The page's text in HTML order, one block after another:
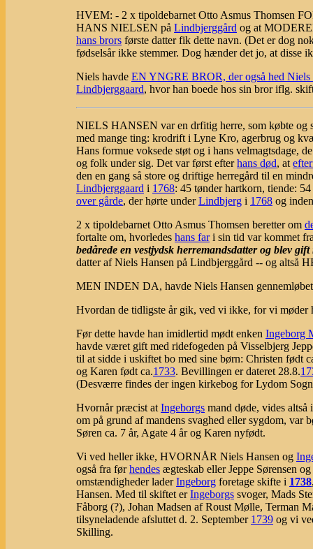
HVEM: - 2 x tipoldebarnet Otto Asmus Thomsen
HANS NIELSEN på Lindbjerggård og at
hans brors første datter fik dette navn. (Det er dog
fødselsår ikke stemmer. Dog hænder det jo, at disse
Niels havde EN YNGRE BROR, der også hed Niels
Lindbjerggaard, hvor han boede hos sin bror iflg.
NIELS HANSEN var en drfitig herre, som købte og
med mange ting: krodrift i Lyne Kro, agerbrug og
Hans formue voksede støt og i hans velmagtsdage,
og folk under sig. Det var først efterhans død, at
den en gang så store og driftige herregård til en
Lindbjerggaard i 1768: 45 tønder hartkorn, tiende:
over gårde, der hørte underLindbjerg i 1768 og
2 x tipoldebarnet Otto Asmus Thomsen beretter om
fortalte om, hvorledes hans fari sin tid var kommet
bedårede en vestjydsk herremandsdatter og blev
datter af Niels Hansen på Lindbjerggård -- og altså
MEN INDEN DA, havde Niels Hansen
Hvordan de tidligste år gik, ved vi ikke, for vi møder
Før dette havde han imidlertid mødt enken Ingeborg
havde været gift med ridefogeden på Visselbjerg
til at sidde i uskiftet bo med sine børn: Christen født
og Karen født ca.1733. Bevillingen er dateret 28.8.
(Desværre findes der ingen kirkebog for Lydom
Hvornår præcist at Ingeborgs mand døde, vides
om på grund af mandens svaghed eller sygdom, var
Søren ca. 7 år, Agate 4 år og Karen nyfødt.
Vi ved heller ikke, HVORNÅR Niels Hansen og
også fra førhendes ægteskab eller Jeppe Sørensen
omstændigheder laderIngeborg foretage skifte i 1738
Hansen. Med til skiftet erIngeborgs svoger, Mads
Fåborg (?), Johan Madsen af Roust Mølle, Terman
tilsyneladende afsluttet d. 2. September 1739 og vi
Skilling.